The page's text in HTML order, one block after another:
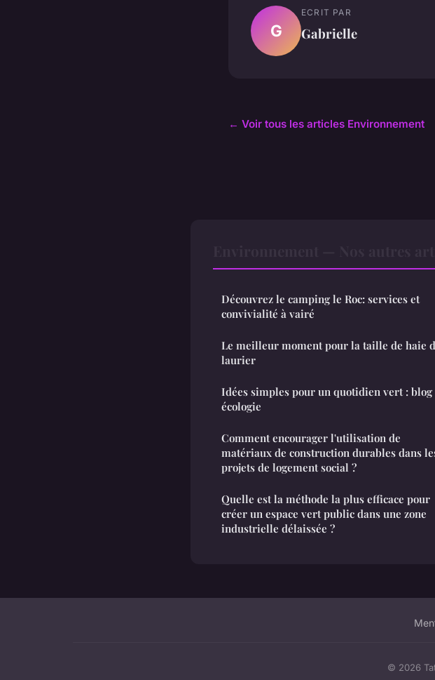
G
ECRIT PAR
Gabrielle
← Voir tous les articles Environnement
Découvrez le camping le Roc: services et
convivialité à vairé
Le meilleur moment pour la taille de haie
laurier
Idées simples pour un quotidien vert : blog
écologie
Comment encourager l'utilisation de
matériaux de construction durables dans
projets de logement social ?
Quelle est la méthode la plus efficace pour
créer un espace vert public dans une zone
industrielle délaissée ?
© 2026